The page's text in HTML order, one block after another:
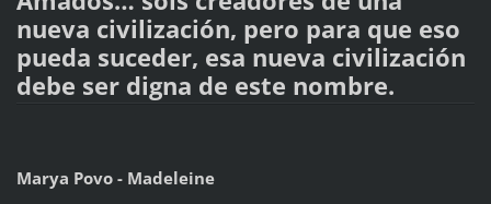
nueva civilización, pero para que eso
pueda suceder, esa nueva civilización
debe ser digna de este nombre.
Marya Povo - Madeleine